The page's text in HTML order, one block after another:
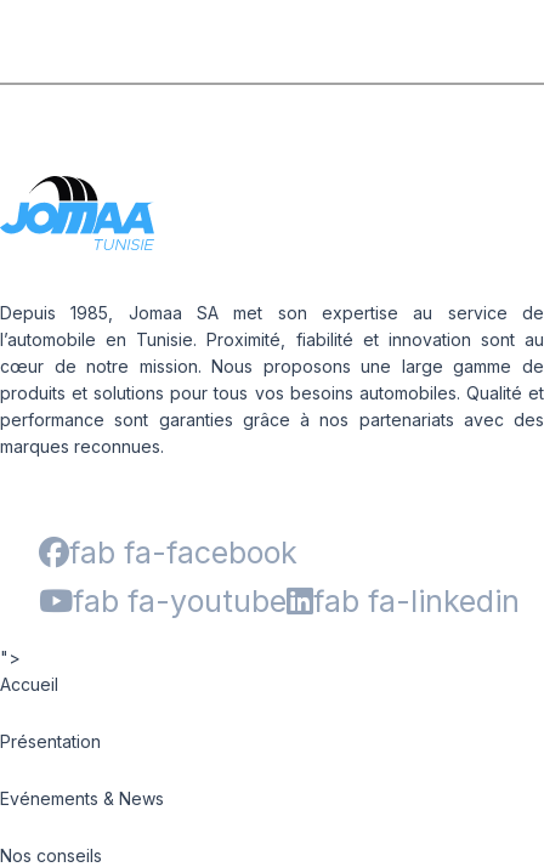
Depuis 1985, Jomaa SA met son expertise au service de
l’automobile en Tunisie. Proximité, fiabilité et innovation sont au
cœur de notre mission. Nous proposons une large gamme de
produits et solutions pour tous vos besoins automobiles. Qualité et
performance sont garanties grâce à nos partenariats avec des
marques reconnues.
fab fa-facebook
fab fa-youtube
fab fa-linkedin
">
Accueil
Présentation
Evénements & News
Nos conseils